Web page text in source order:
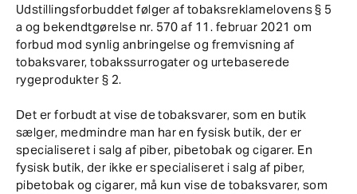
Udstillingsforbuddet følger af tobaksreklamelovens § 5
a og bekendtgørelse nr. 570 af 11. februar 2021 om
forbud mod synlig anbringelse og fremvisning af
tobaksvarer, tobakssurrogater og urtebaserede
rygeprodukter § 2.
Det er forbudt at vise de tobaksvarer, som en butik
sælger, medmindre man har en fysisk butik, der er
specialiseret i salg af piber, pibetobak og cigarer. En
fysisk butik, der ikke er specialiseret i salg af piber,
pibetobak og cigarer, må kun vise de tobaksvarer, som